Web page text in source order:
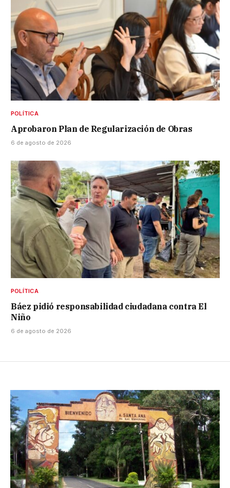
POLÍTICA
Aprobaron Plan de Regularización de Obras
6 de agosto de 2026
POLÍTICA
Báez pidió responsabilidad ciudadana contra El
Niño
6 de agosto de 2026